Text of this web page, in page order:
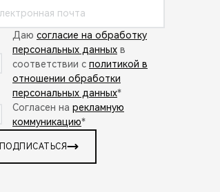
Даю согласие на обработку
персональных данных в
соответствии с политикой в
отношении обработки
персональных данных*
Согласен на рекламную
коммуникацию*
ПОДПИСАТЬСЯ